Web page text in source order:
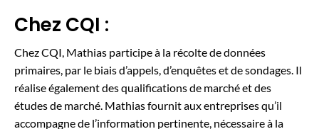
Chez CQI :
Chez CQI, Mathias participe à la récolte de données
primaires, par le biais d’appels, d’enquêtes et de sondages. Il
réalise également des qualifications de marché et des
études de marché. Mathias fournit aux entreprises qu’il
accompagne de l’information pertinente, nécessaire à la